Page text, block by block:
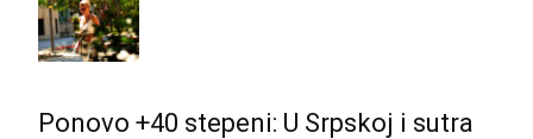
Ponovo +40 stepeni: U Srpskoj i sutra